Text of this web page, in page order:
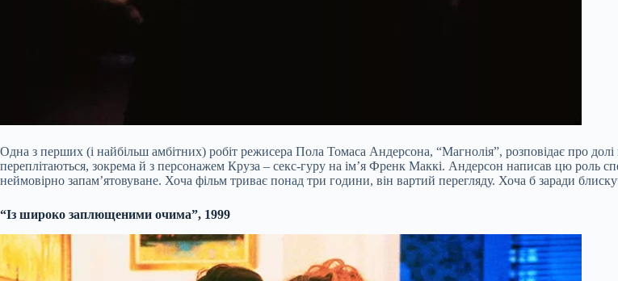
Одна з перших (і найбільш амбітних) робіт режисера Пола Томаса Андерсона, “Магнолія”, розповідає про
переплітаються, зокрема й з персонажем Круза – секс-гуру на ім’я Френк Маккі. Андерсон написав цю роль
неймовірно запам’ятовуване. Хоча фільм триває понад три години, він вартий перегляду. Хоча б заради
“Із широко заплющеними очима”, 1999